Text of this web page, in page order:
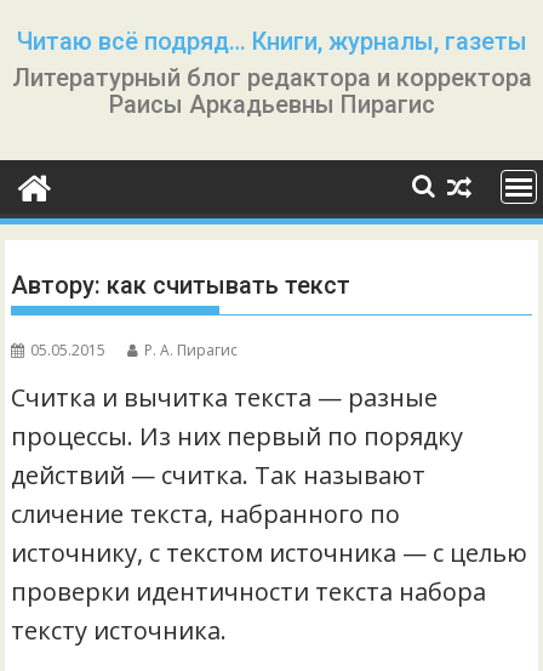
содержимому
Читаю всё подряд… Книги, журналы, газеты
Литературный блог редактора и корректора
Раисы Аркадьевны Пирагис
Автору: как считывать текст
05.05.2015 Р. А. Пирагис
Считка и вычитка текста — разные
процессы. Из них первый по порядку
действий — считка. Так называют
сличение текста, набранного по
источнику, с текстом источника — с целью
проверки идентичности текста набора
тексту источника.